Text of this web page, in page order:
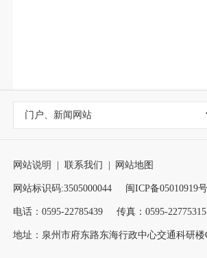
门户、新闻网站
网站说明 | 联系我们 | 网站地图
网站标识码:3505000044 闽ICP备05010919
电话：0595-22785439 传真：0595-22775315
地址：泉州市府东路东海行政中心交通科研楼